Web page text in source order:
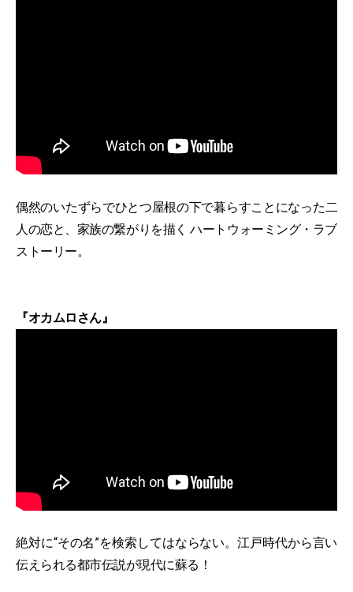
偶然のいたずらでひとつ屋根の下で暮らすことになった二
人の恋と、家族の繋がりを描く ハートウォーミング・ラブ
ストーリー。
『オカムロさん』
絶対に“その名”を検索してはならない。江戸時代から言い
伝えられる都市伝説が現代に蘇る！